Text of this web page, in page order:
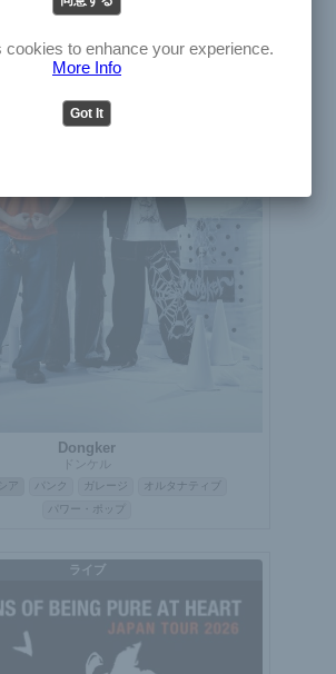
アーティスト
Dongker
ドンケル
ア パンク ガレージ
オルタナティブ
パワー・ポップ
ライブ
English
Japanese
cookies to enhance your experience.
More Info
Got It